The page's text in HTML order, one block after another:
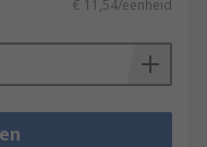
€ 11,54/eenheid